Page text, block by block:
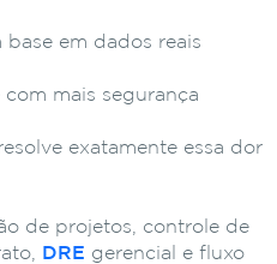
em dados reais
mais segurança
exatamente essa dor
de projetos, controle de
DRE gerencial e fluxo